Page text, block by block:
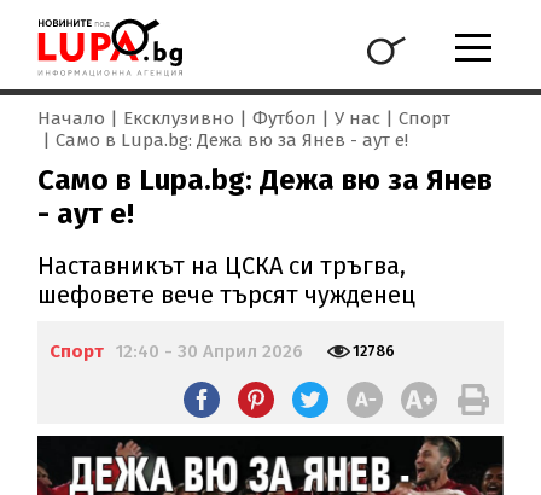
Начало Ексклузивно Футбол У нас
Спорт
Само в Lupa.bg: Дежа вю за Янев - аут е!
Само в Lupa.bg: Дежа вю за Янев
- аут е!
Наставникът на ЦСКА си тръгва,
шефовете вече търсят чужденец
Спорт 12:40 - 30 Април 2026 12786